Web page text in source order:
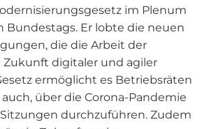
im Plenum
Bundestags. Er lobte die neuen
die die Arbeit der
Zukunft digitaler und agiler
ermöglicht es Betriebsräten
über die Corona-Pandemie
durchzuführen. Zudem